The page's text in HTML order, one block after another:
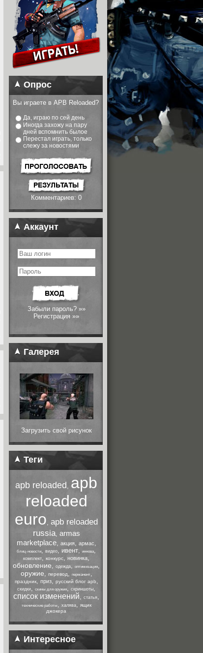
Опрос
Вы играете в APB Reloaded?
Да, играю по сей день
Иногда захожу на пару
дней вспомнить былое
Перестал играть, только
слежу за новостями
Комментариев: 0
Аккаунт
Забыли пароль? »»
Регистрация »»
Галерея
Загрузить свой рисунок
Теги
apb reloaded , apb
reloaded
euro, apb reloaded
russia, armas
marketplace, акция, армас,
блиц-новости, видео, ивент, иннова,
комплект, конкурс, новинка,
обновление, одежда, оптимизация,
оружие, перевод, перманент,
праздник, приз, русский блог apb,
скидки, скины для оружия, скриншоты,
список изменений, статья,
технические работы, халява, ящик
джокера
Интересное